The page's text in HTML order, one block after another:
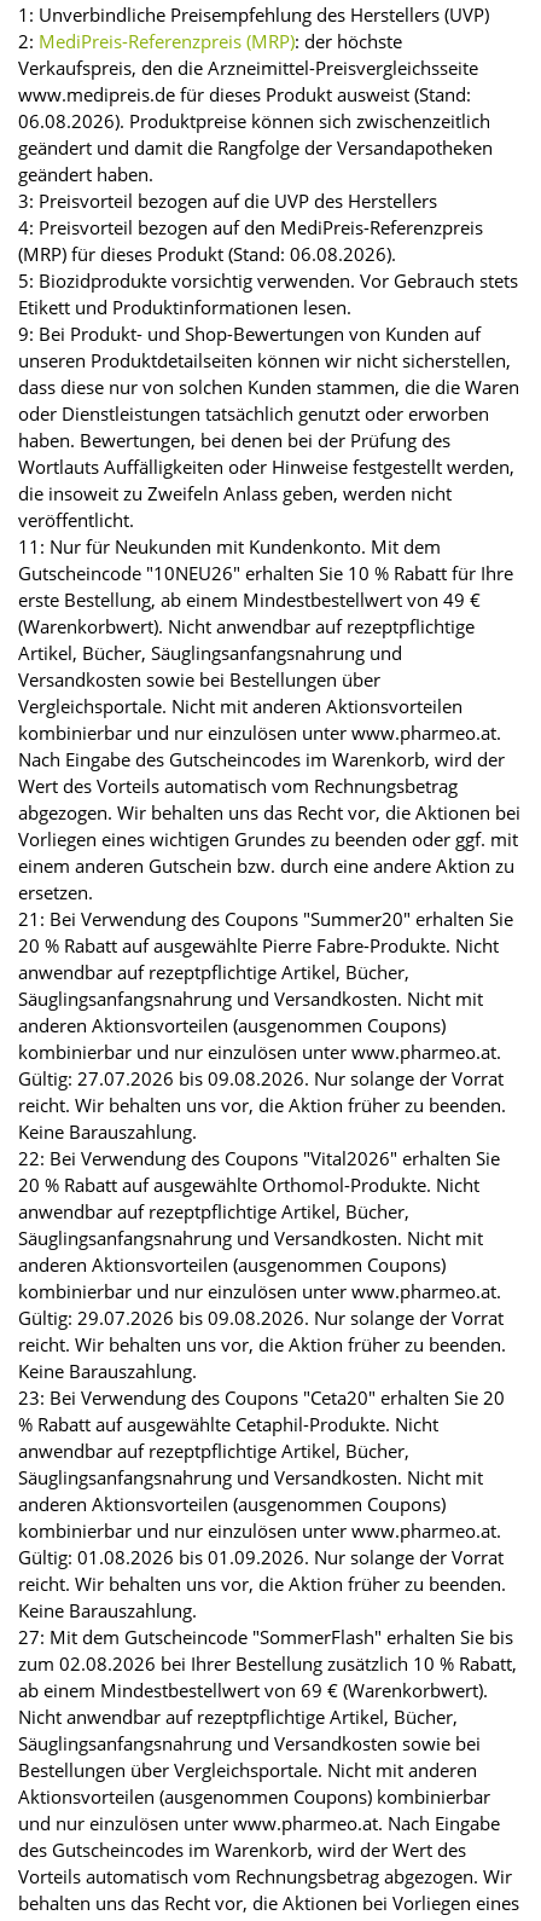
1: Unverbindliche Preisempfehlung des Herstellers (UVP)
2: MediPreis-Referenzpreis (MRP): der höchste
Verkaufspreis, den die Arzneimittel-Preisvergleichsseite
www.medipreis.de für dieses Produkt ausweist (Stand:
06.08.2026). Produktpreise können sich zwischenzeitlich
geändert und damit die Rangfolge der Versandapotheken
geändert haben.
3: Preisvorteil bezogen auf die UVP des Herstellers
4: Preisvorteil bezogen auf den MediPreis-Referenzpreis
(MRP) für dieses Produkt (Stand: 06.08.2026).
5: Biozidprodukte vorsichtig verwenden. Vor Gebrauch stets
Etikett und Produktinformationen lesen.
9: Bei Produkt- und Shop-Bewertungen von Kunden auf
unseren Produktdetailseiten können wir nicht sicherstellen,
dass diese nur von solchen Kunden stammen, die die Waren
oder Dienstleistungen tatsächlich genutzt oder erworben
haben. Bewertungen, bei denen bei der Prüfung des
Wortlauts Auffälligkeiten oder Hinweise festgestellt werden,
die insoweit zu Zweifeln Anlass geben, werden nicht
veröffentlicht.
11: Nur für Neukunden mit Kundenkonto. Mit dem
Gutscheincode "10NEU26" erhalten Sie 10 % Rabatt für Ihre
erste Bestellung, ab einem Mindestbestellwert von 49 €
(Warenkorbwert). Nicht anwendbar auf rezeptpflichtige
Artikel, Bücher, Säuglingsanfangsnahrung und
Versandkosten sowie bei Bestellungen über
Vergleichsportale. Nicht mit anderen Aktionsvorteilen
kombinierbar und nur einzulösen unter www.pharmeo.at.
Nach Eingabe des Gutscheincodes im Warenkorb, wird der
Wert des Vorteils automatisch vom Rechnungsbetrag
abgezogen. Wir behalten uns das Recht vor, die Aktionen bei
Vorliegen eines wichtigen Grundes zu beenden oder ggf. mit
einem anderen Gutschein bzw. durch eine andere Aktion zu
ersetzen.
21: Bei Verwendung des Coupons "Summer20" erhalten Sie
20 % Rabatt auf ausgewählte Pierre Fabre-Produkte. Nicht
anwendbar auf rezeptpflichtige Artikel, Bücher,
Säuglingsanfangsnahrung und Versandkosten. Nicht mit
anderen Aktionsvorteilen (ausgenommen Coupons)
kombinierbar und nur einzulösen unter www.pharmeo.at.
Gültig: 27.07.2026 bis 09.08.2026. Nur solange der Vorrat
reicht. Wir behalten uns vor, die Aktion früher zu beenden.
Keine Barauszahlung.
22: Bei Verwendung des Coupons "Vital2026" erhalten Sie
20 % Rabatt auf ausgewählte Orthomol-Produkte. Nicht
anwendbar auf rezeptpflichtige Artikel, Bücher,
Säuglingsanfangsnahrung und Versandkosten. Nicht mit
anderen Aktionsvorteilen (ausgenommen Coupons)
kombinierbar und nur einzulösen unter www.pharmeo.at.
Gültig: 29.07.2026 bis 09.08.2026. Nur solange der Vorrat
reicht. Wir behalten uns vor, die Aktion früher zu beenden.
Keine Barauszahlung.
23: Bei Verwendung des Coupons "Ceta20" erhalten Sie 20
% Rabatt auf ausgewählte Cetaphil-Produkte. Nicht
anwendbar auf rezeptpflichtige Artikel, Bücher,
Säuglingsanfangsnahrung und Versandkosten. Nicht mit
anderen Aktionsvorteilen (ausgenommen Coupons)
kombinierbar und nur einzulösen unter www.pharmeo.at.
Gültig: 01.08.2026 bis 01.09.2026. Nur solange der Vorrat
reicht. Wir behalten uns vor, die Aktion früher zu beenden.
Keine Barauszahlung.
27: Mit dem Gutscheincode "SommerFlash" erhalten Sie bis
zum 02.08.2026 bei Ihrer Bestellung zusätzlich 10 % Rabatt,
ab einem Mindestbestellwert von 69 € (Warenkorbwert).
Nicht anwendbar auf rezeptpflichtige Artikel, Bücher,
Säuglingsanfangsnahrung und Versandkosten sowie bei
Bestellungen über Vergleichsportale. Nicht mit anderen
Aktionsvorteilen (ausgenommen Coupons) kombinierbar
und nur einzulösen unter www.pharmeo.at. Nach Eingabe
des Gutscheincodes im Warenkorb, wird der Wert des
Vorteils automatisch vom Rechnungsbetrag abgezogen. Wir
behalten uns das Recht vor, die Aktionen bei Vorliegen eines